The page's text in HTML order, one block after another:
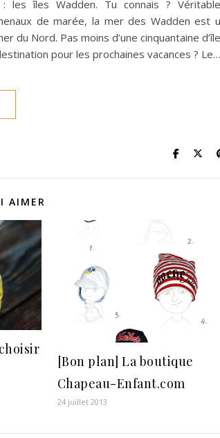
îles Wadden. Tu connais ?
de marée, la mer des Wadden est
Nord. Pas moins d’une cinquantaine
pour les prochaines vacances ? Le…
AIMER
[Bon plan] La boutique
Chapeau-Enfant.com
24 juillet 2013